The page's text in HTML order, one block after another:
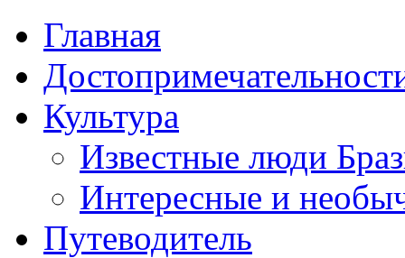
Главная
Культура
Известные люди
Интересные и
Путеводитель